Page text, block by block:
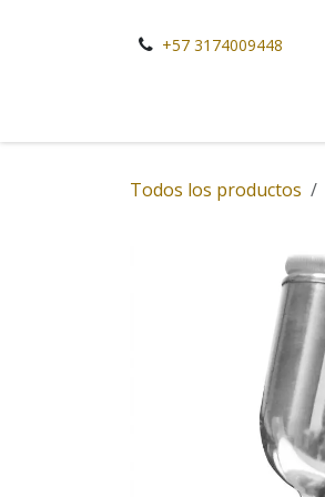
+57 3174009448
Todos los productos